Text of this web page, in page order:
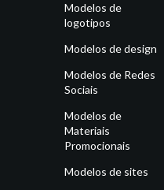
Modelos de
logotipos
Modelos de design
Modelos de Redes
Sociais
Modelos de
Materiais
Promocionais
Modelos de sites